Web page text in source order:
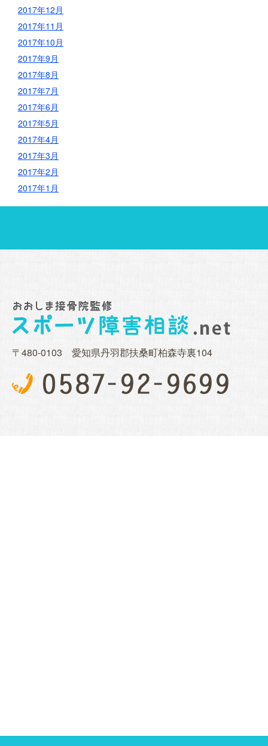
2017年12月
2017年11月
2017年10月
2017年9月
2017年8月
2017年7月
2017年6月
2017年5月
2017年4月
2017年3月
2017年2月
2017年1月
〒480-0103 愛知県丹羽郡扶桑町柏森寺裏104